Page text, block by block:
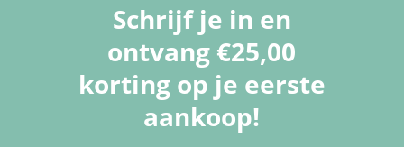
Schrijf je in en
ontvang €25,00
korting op je eerste
aankoop!